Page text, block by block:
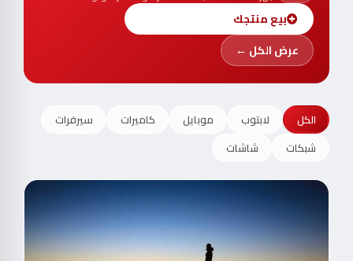
بيع منتجك
عرض الكل ←
الكل لابتوب موبايل كاميرات
سيرفرات
شبكات
شاشات